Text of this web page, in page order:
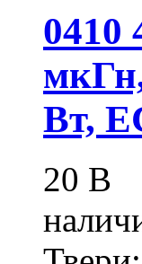
0410
Вт,
20 В